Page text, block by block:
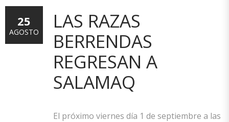
LAS RAZAS
BERRENDAS
REGRESAN A
SALAMAQ
El próximo viernes día 1 de septiembre a las
25
AGOSTO